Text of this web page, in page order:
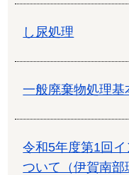
し尿処理
一般廃棄物処理基
令和5年度第1回
ついて（伊賀南部